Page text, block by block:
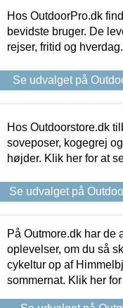
Hos OutdoorPro.dk
bevidste bruger. De
rejser, fritid og
Se udvalget på
Hos Outdoorstore.dk
soveposer, kogegrej
højder. Klik her for at
Se udvalget på
På Outmore.dk har de
oplevelser, om du så
cykeltur op af
sommernat. Klik her